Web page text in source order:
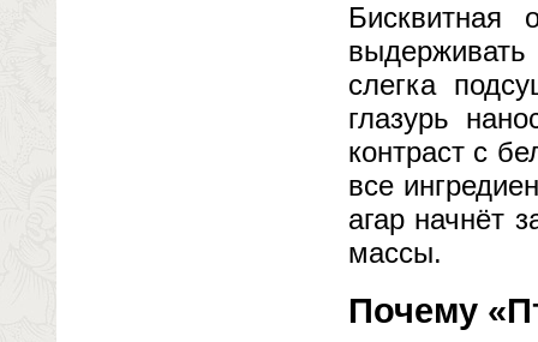
Бисквитная
слегка
глазурь
контраст с
все
агар начнёт
массы.
Почему